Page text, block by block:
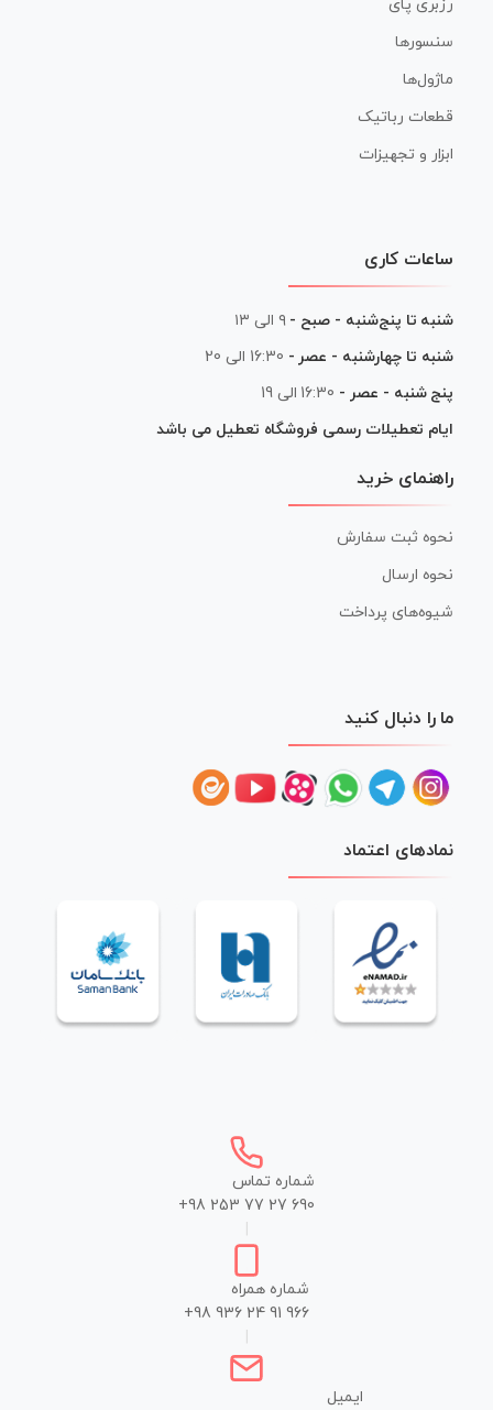
رزبری پای
سنسورها
ماژول‌ها
قطعات رباتیک
ابزار و تجهیزات
ساعات کاری
شنبه تا پنج‌شنبه - صبح - ۹ الی ۱۳
شنبه تا چهارشنبه - عصر - 16:30 الی 20
پنج شنبه - عصر - 16:30 الی 19
ایام تعطیلات رسمی فروشگاه تعطیل می باشد
راهنمای خرید
نحوه ثبت سفارش
نحوه ارسال
شیوه‌های پرداخت
ما را دنبال کنید
نمادهای اعتماد
شماره تماس
+98 253 77 27 690
شماره همراه
+98 936 24 91 966
ایمیل